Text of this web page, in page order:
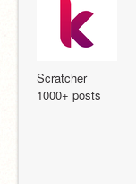
Scratcher
1000+ posts